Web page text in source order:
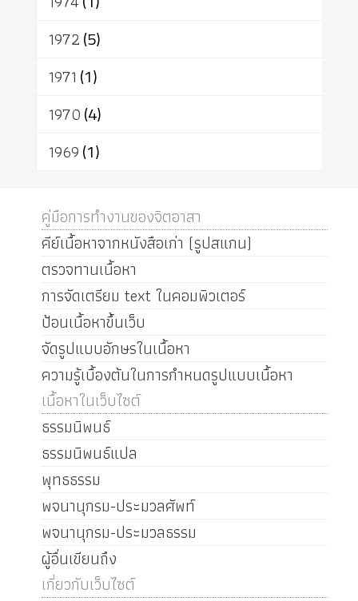
1972(5)
1971 (1)
1970(4)
1969(1)
คู่มือการทำงานของจิตอาสา
คีย์เนื้อหาจากหนังสือเก่า (รูปสแกน)
ตรวจทานเนื้อหา
การจัดเตรียม text ในคอมพิวเตอร์
ป้อนเนื้อหาขึ้นเว็บ
จัดรูปแบบอักษรในเนื้อหา
ความรู้เบื้องต้นในการกำหนดรูปแบบเนื้อหา
เนื้อหาในเว็บไซต์
ธรรมนิพนธ์
ธรรมนิพนธ์แปล
พุทธธรรม
พจนานุกรม-ประมวลศัพท์
พจนานุกรม-ประมวลธรรม
ผู้อื่นเขียนถึง
เกี่ยวกับเว็บไซต์